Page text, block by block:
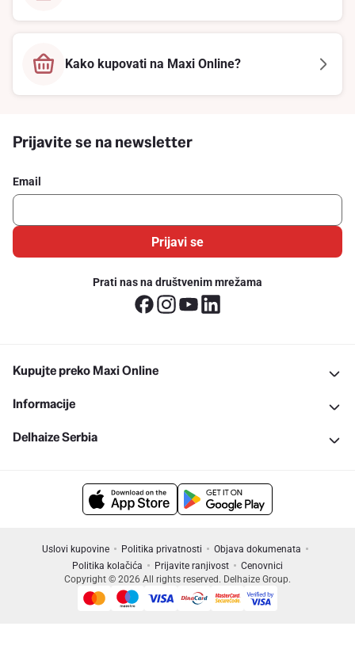
Kako kupovati na Maxi Online?
Prijavite se na newsletter
Email
Prijavi se
Prati nas na društvenim mrežama
Kupujte preko Maxi Online
Informacije
Delhaize Serbia
Uslovi kupovine Politika privatnosti
Objava dokumenata
Politika kolačića
Prijavite ranjivost
Cenovnici
Copyright © 2026 All rights reserved. Delhaize Group.